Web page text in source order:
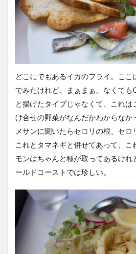
どこにでもあるイカのフライ。ここ
でみたけれど、まぁまぁ。なくても
と揚げたタイプじゃなくて、これは
け合せの野菜がなんだかわからなか
メサンに聞いたらセロリの根、セロ
これとタマネギと併せてあって、こ
モンはちゃんと種が取ってあるけれ
ールドコーストでは珍しい。